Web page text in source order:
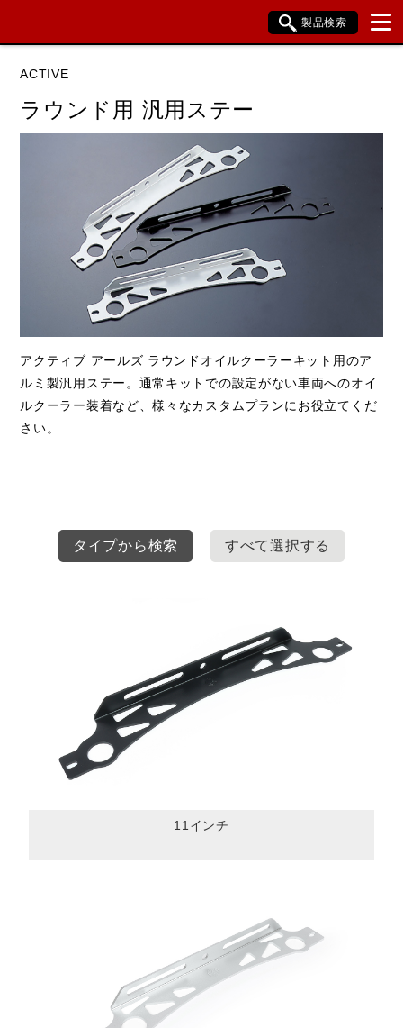
製品検索
データを準備しています。
閉じる
ACTIVE
ラウンド用 汎用ステー
アクティブ アールズ ラウンドオイルクーラーキット用のア
ルミ製汎用ステー。通常キットでの設定がない車両へのオイ
ルクーラー装着など、様々なカスタムプランにお役立てくだ
さい。
タイプから検索 すべて選択する
11インチ